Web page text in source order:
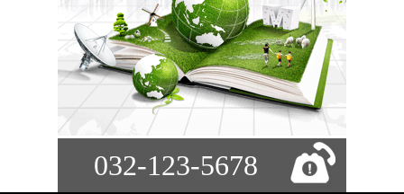
032-123-5678